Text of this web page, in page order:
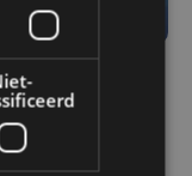
is na